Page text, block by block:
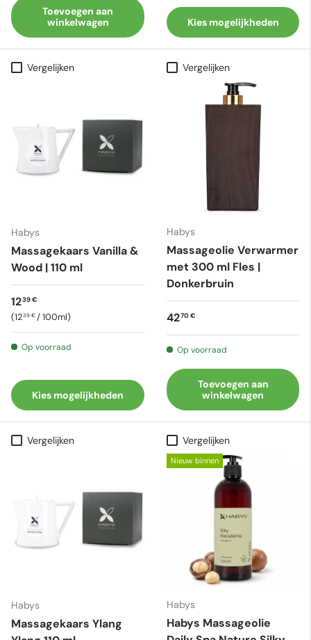
Toevoegen aan
winkelwagen
Kies mogelijkheden
Vergelijken
Habys
Massagekaars Vanilla &
Wood | 110 ml
Reguliere prijs
1239 €
Eenheid prijs
1239 € /100ml
Op voorraad
Kies mogelijkheden
Vergelijken
Habys
Massageolie Verwarmer
met 300 ml Fles |
Donkerbruin
Reguliere prijs
4270 €
Op voorraad
Toevoegen aan
winkelwagen
Vergelijken
Habys
Massagekaars Ylang
Vergelijken
Nieuw binnen
Habys
Habys Massageolie